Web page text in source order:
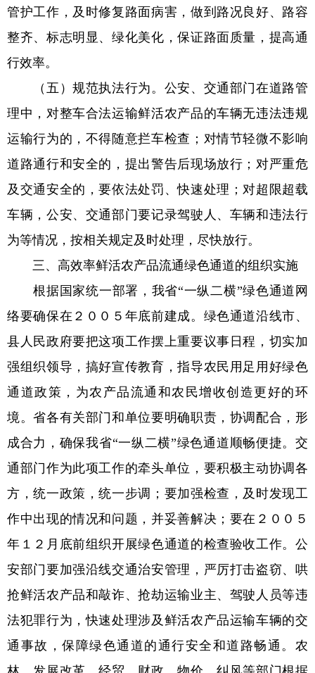
管护工作，及时修复路面病害，做到路况良好、路容
整齐、标志明显、绿化美化，保证路面质量，提高通
行效率。
（五）规范执法行为。公安、交通部门在道路管
理中，对整车合法运输鲜活农产品的车辆无违法违规
运输行为的，不得随意拦车检查；对情节轻微不影响
道路通行和安全的，提出警告后现场放行；对严重危
及交通安全的，要依法处罚、快速处理；对超限超载
车辆，公安、交通部门要记录驾驶人、车辆和违法行
为等情况，按相关规定及时处理，尽快放行。
三、高效率鲜活农产品流通绿色通道的组织实施
根据国家统一部署，我省“一纵二横”绿色通道网
络要确保在２００５年底前建成。绿色通道沿线市、
县人民政府要把这项工作摆上重要议事日程，切实加
强组织领导，搞好宣传教育，指导农民用足用好绿色
通道政策，为农产品流通和农民增收创造更好的环
境。省各有关部门和单位要明确职责，协调配合，形
成合力，确保我省“一纵二横”绿色通道顺畅便捷。交
通部门作为此项工作的牵头单位，要积极主动协调各
方，统一政策，统一步调；要加强检查，及时发现工
作中出现的情况和问题，并妥善解决；要在２００５
年１２月底前组织开展绿色通道的检查验收工作。公
安部门要加强沿线交通治安管理，严厉打击盗窃、哄
抢鲜活农产品和敲诈、抢劫运输业主、驾驶人员等违
法犯罪行为，快速处理涉及鲜活农产品运输车辆的交
通事故，保障绿色通道的通行安全和道路畅通。农